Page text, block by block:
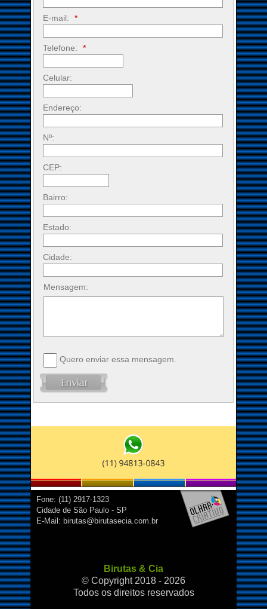
E-mail: *
Telefone: *
Celular:
Endereço:
Nº:
CEP:
Bairro:
Estado:
Cidade:
Mensagem:
Quero enviar essa mensagem.
Fone: (11) 2917-1323
Cidade de São Paulo - SP
E-Mail: birutas@birutasecia.com.br
Birutas & Cia
© Copyright 2018 - 2026
Todos os direitos reservados